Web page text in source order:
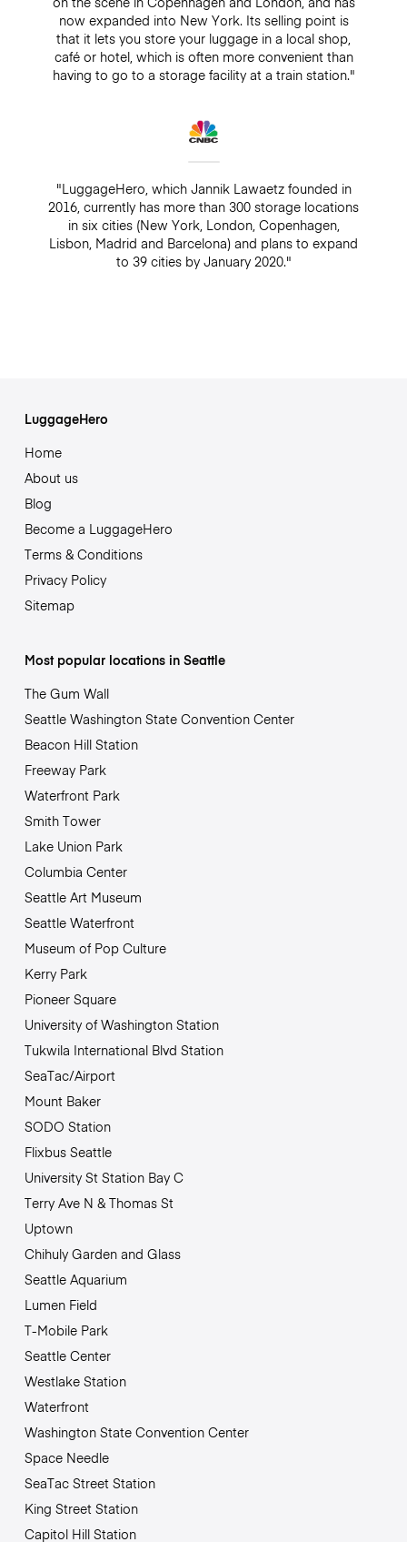
now expanded into New York. Its selling point is
that it lets you store your luggage in a local shop,
café or hotel, which is often more convenient than
having to go to a storage facility at a train station."
"LuggageHero, which Jannik Lawaetz founded in
2016, currently has more than 300 storage locations
in six cities (New York, London, Copenhagen,
Lisbon, Madrid and Barcelona) and plans to expand
to 39 cities by January 2020."
LuggageHero
Home
About us
Blog
Become a LuggageHero
Terms & Conditions
Privacy Policy
Sitemap
Most popular locations in Seattle
The Gum Wall
Seattle Washington State Convention Center
Beacon Hill Station
Freeway Park
Waterfront Park
Smith Tower
Lake Union Park
Columbia Center
Seattle Art Museum
Seattle Waterfront
Museum of Pop Culture
Kerry Park
Pioneer Square
University of Washington Station
Tukwila International Blvd Station
SeaTac/Airport
Mount Baker
SODO Station
Flixbus Seattle
University St Station Bay C
Terry Ave N & Thomas St
Uptown
Chihuly Garden and Glass
Seattle Aquarium
Lumen Field
T-Mobile Park
Seattle Center
Westlake Station
Waterfront
Washington State Convention Center
Space Needle
SeaTac Street Station
King Street Station
Capitol Hill Station